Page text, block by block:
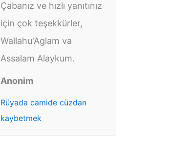
Çabanız ve hızlı yanıtınız
için çok teşekkürler,
Wallahu'Aglam va
Assalam Alaykum.
Anonim
Rüyada camide cüzdan
kaybetmek